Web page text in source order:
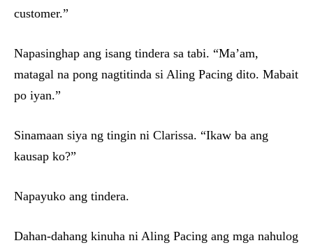
customer.”
Napasinghap ang isang tindera sa tabi. “Ma’am,
matagal na pong nagtitinda si Aling Pacing dito. Mabait
po iyan.”
Sinamaan siya ng tingin ni Clarissa. “Ikaw ba ang
kausap ko?”
Napayuko ang tindera.
Dahan-dahang kinuha ni Aling Pacing ang mga nahulog